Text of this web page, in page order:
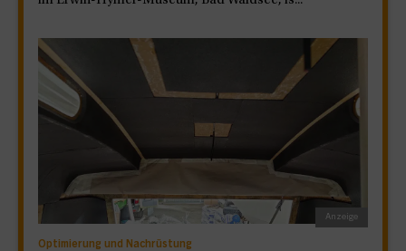
Optimierung und Nachrüstung